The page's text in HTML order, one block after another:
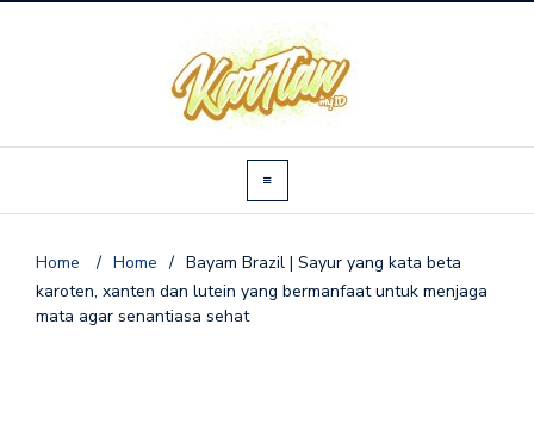
Home / Home / Bayam Brazil | Sayur yang kata beta
karoten, xanten dan lutein yang bermanfaat untuk menjaga
mata agar senantiasa sehat